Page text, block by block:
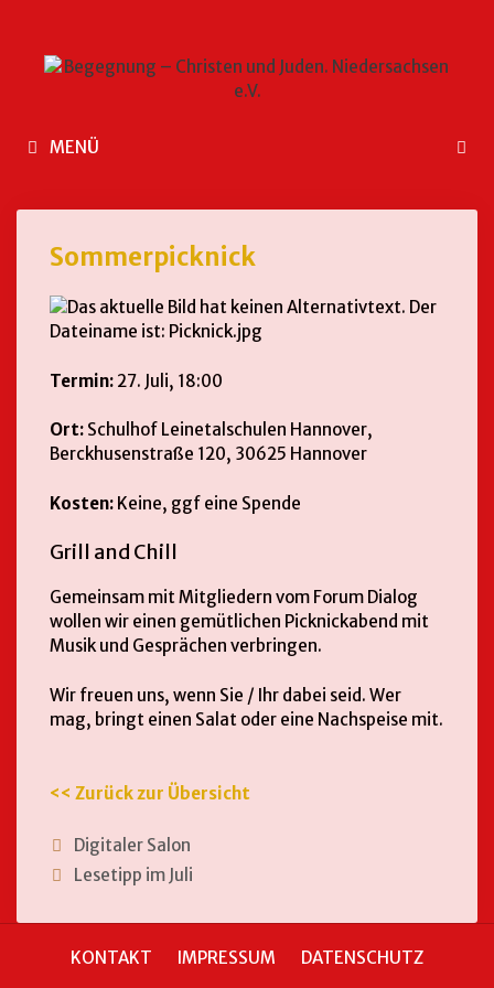
MENÜ
Sommerpicknick
Termin: 27. Juli, 18:00
Ort: Schulhof Leinetalschulen Hannover,
Berckhusenstraße 120, 30625 Hannover
Kosten: Keine, ggf eine Spende
Grill and Chill
Gemeinsam mit Mitgliedern vom Forum Dialog
wollen wir einen gemütlichen Picknickabend mit
Musik und Gesprächen verbringen.
Wir freuen uns, wenn Sie / Ihr dabei seid. Wer
mag, bringt einen Salat oder eine Nachspeise mit.
<< Zurück zur Übersicht
Digitaler Salon
Lesetipp im Juli
KONTAKT IMPRESSUM DATENSCHUTZ